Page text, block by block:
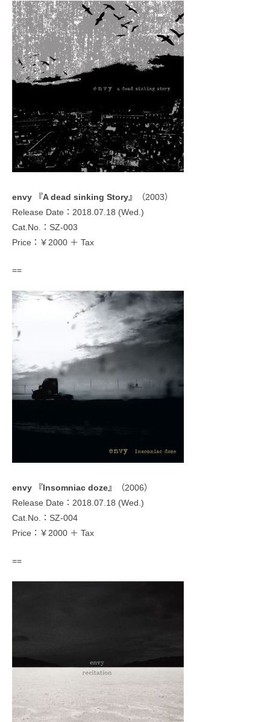
envy 『A dead sinking Story』
（2003）
Release Date：2018.07.18 (Wed.)
Cat.No.：SZ-003
Price：￥2000 ＋ Tax
==
envy 『Insomniac doze』
（2006）
Release Date：2018.07.18 (Wed.)
Cat.No.：SZ-004
Price：￥2000 ＋ Tax
==